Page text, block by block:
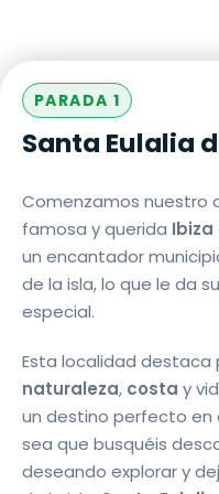
PARADA 1
Santa Eulalia
Comenzamos nuestro
famosa y querida Ibiza
un encantador
de la isla, lo que le da
especial.
Esta localidad destaca
naturaleza, costa y
un destino perfecto en
sea que busquéis
deseando explorar y